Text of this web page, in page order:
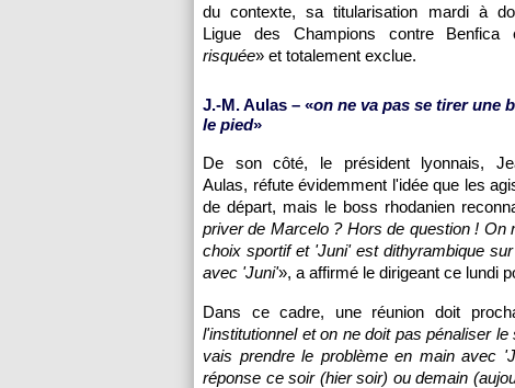
du contexte, sa titularisation mardi à
Ligue des Champions contre Benfica
risquée» et totalement exclue.
J.-M. Aulas – «on ne va pas se tirer une
le pied»
De son côté, le président lyonnais,
Aulas, réfute évidemment l'idée que les
de départ, mais le boss rhodanien
priver de Marcelo ? Hors de question ! On
choix sportif et 'Juni' est dithyrambique
avec 'Juni'», a affirmé le dirigeant ce lundi
Dans ce cadre, une réunion doit
l'institutionnel et on ne doit pas pénaliser
vais prendre le problème en main avec
réponse ce soir (hier soir) ou demain